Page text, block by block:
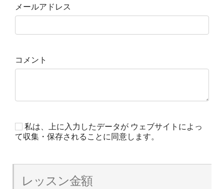
メールアドレス
コメント
私は、上に入力したデータが ウェブサイトによっ
て収集・保存されることに同意します。
レッスン金額